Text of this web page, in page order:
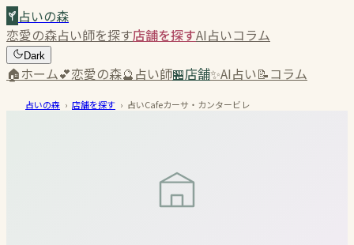
占いの森
恋愛の森占い師を探す店舗を探すAI占いコラム
Dark
🏠ホーム💕恋愛の森🔮占い師🏪店舗✨AI占い📝コラム
占いの森 › 店舗を探す › 占いCafeカーサ・カンタービレ